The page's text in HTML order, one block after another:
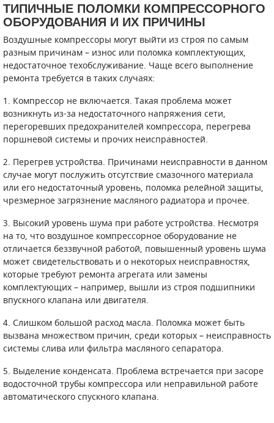
ТИПИЧНЫЕ ПОЛОМКИ КОМПРЕССОРНОГО
ОБОРУДОВАНИЯ И ИХ ПРИЧИНЫ
Воздушные компрессоры могут выйти из строя по самым
разным причинам – износ или поломка комплектующих,
недостаточное техобслуживание. Чаще всего выполнение
ремонта требуется в таких случаях:
1. Компрессор не включается. Такая проблема может
возникнуть из-за недостаточного напряжения сети,
перегоревших предохранителей компрессора, перегрева
поршневой системы и прочих неисправностей.
2. Перегрев устройства. Причинами неисправности в данном
случае могут послужить отсутствие смазочного материала
или его недостаточный уровень, поломка релейной защиты,
чрезмерное загрязнение масляного радиатора и прочее.
3. Высокий уровень шума при работе устройства. Несмотря
на то, что воздушное компрессорное оборудование не
отличается беззвучной работой, повышенный уровень шума
может свидетельствовать и о некоторых неисправностях,
которые требуют ремонта агрегата или замены
комплектующих – например, вышли из строя подшипники
впускного клапана или двигателя.
4. Слишком большой расход масла. Поломка может быть
вызвана множеством причин, среди которых – неисправность
системы слива или фильтра масляного сепаратора.
5. Выделение конденсата. Проблема встречается при засоре
водосточной трубы компрессора или неправильной работе
автоматического спускного клапана.
ПОДШИПНИКИ
ПОРШНЕВЫЕ БЛОКИ
ДЕТАЛИ ПОРШНЕВЫХ КОМПРЕССОРОВ
ДЕТАЛИ СПИРАЛЬНЫХ КОМПРЕССОРОВ
ДЕТАЛИ НАСОСНОЙ ЧАСТИ
ДЕТАЛИ ПОГРУЖНЫХ НАСОСОВ
ШЛАНГИ ДЛЯ МОТОПОМП